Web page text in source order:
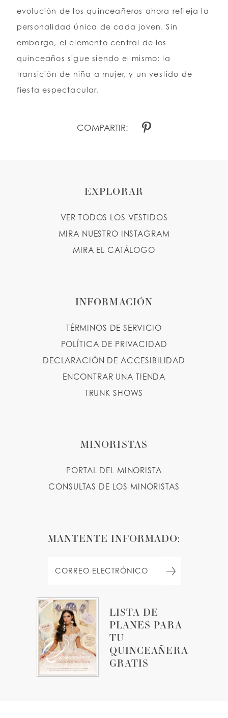
evolución de los quinceañeros ahora refleja la
personalidad única de cada joven. Sin
embargo, el elemento central de los
quinceaños sigue siendo el mismo: la
transición de niña a mujer, y un vestido de
fiesta espectacular.
COMPARTIR:
LISTA DE
PLANES PARA
TU
QUINCEAÑERA
GRATIS
EXPLORAR
VER TODOS LOS VESTIDOS
MIRA NUESTRO INSTAGRAM
MIRA EL CATÁLOGO
INFORMACIÓN
TÉRMINOS DE SERVICIO
POLÍTICA DE PRIVACIDAD
DECLARACIÓN DE ACCESIBILIDAD
ENCONTRAR UNA TIENDA
TRUNK SHOWS
MINORISTAS
PORTAL DEL MINORISTA
CONSULTAS DE LOS MINORISTAS
MANTENTE INFORMADO: